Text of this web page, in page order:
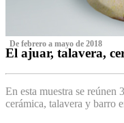
‌ De febrero a mayo de 2018
El ajuar, talavera,
En esta muestra se reúnen
cerámica, talavera y barro